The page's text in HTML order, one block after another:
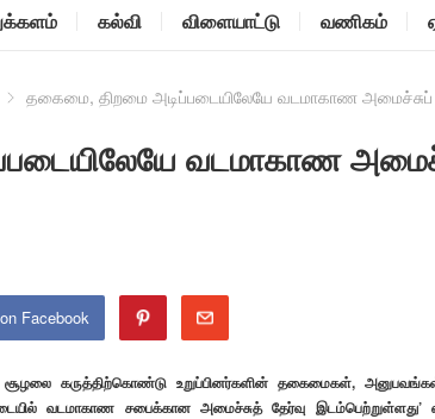
கல்வி விளையாட்டு வணிகம்
தகைமை, திறமை அடிப்படையிலேயே வடமாகாண அமைச்சுப்
வடமாகாண
Facebook
சூழலை கருத்திற்கொண்டு உறுப்பினர்களின் தகைமைகள்,
வடமாகாண சபைக்கான அமைச்சுத் தேர்வு இடம்பெற்றுள்ளது’